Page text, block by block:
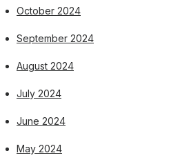
October 2024
September 2024
August 2024
July 2024
June 2024
May 2024